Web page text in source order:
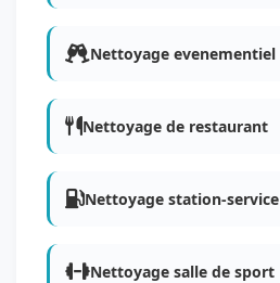
Nettoyage evenementiel
Nettoyage de restaurant
Nettoyage station-service
Nettoyage salle de sport